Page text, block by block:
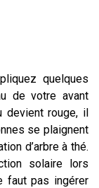
quelques
de votre avant
devient rouge, il
se plaignent
d’arbre à thé.
solaire lors
faut pas ingérer